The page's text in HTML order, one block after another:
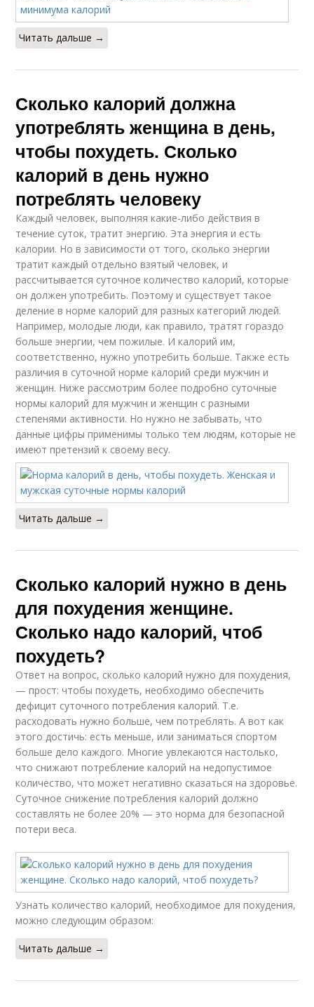
Читать дальше →
Сколько калорий должна
употреблять женщина в день,
чтобы похудеть. Сколько
калорий в день нужно
потреблять человеку
Каждый человек, выполняя какие-либо действия в
течение суток, тратит энергию. Эта энергия и есть
калории. Но в зависимости от того, сколько энергии
тратит каждый отдельно взятый человек, и
рассчитывается суточное количество калорий, которые
он должен употребить. Поэтому и существует такое
деление в норме калорий для разных категорий людей.
Например, молодые люди, как правило, тратят гораздо
больше энергии, чем пожилые. И калорий им,
соответственно, нужно употребить больше. Также есть
различия в суточной норме калорий среди мужчин и
женщин. Ниже рассмотрим более подробно суточные
нормы калорий для мужчин и женщин с разными
степенями активности. Но нужно не забывать, что
данные цифры применимы только тем людям, которые не
имеют претензий к своему весу.
Читать дальше →
Сколько калорий нужно в день
для похудения женщине.
Сколько надо калорий, чтоб
похудеть?
Ответ на вопрос, сколько калорий нужно для похудения,
— прост: чтобы похудеть, необходимо обеспечить
дефицит суточного потребления калорий. Т.е.
расходовать нужно больше, чем потреблять. А вот как
этого достичь: есть меньше, или заниматься спортом
больше дело каждого. Многие увлекаются настолько,
что снижают потребление калорий на недопустимое
количество, что может негативно сказаться на здоровье.
Суточное снижение потребления калорий должно
составлять не более 20% — это норма для безопасной
потери веса.
Узнать количество калорий, необходимое для похудения,
можно следующим образом:
Читать дальше →